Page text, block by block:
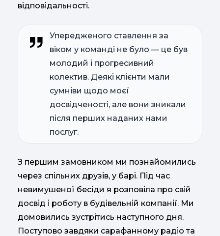
відповідальності.
Упередженого ставлення за
віком у команді не було — це був
молодий і прогресивний
колектив. Деякі клієнти мали
сумніви щодо моєї
досвідченості, але вони зникали
після перших наданих нами
послуг.
З першим замовником ми познайомились
через спільних друзів, у барі. Під час
невимушеної бесіди я розповіла про свій
досвід і роботу в будівельній компанії. Ми
домовились зустрітись наступного дня.
Поступово завдяки сарафанному радіо та